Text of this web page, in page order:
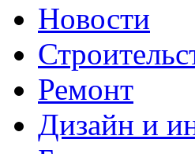
Новости
Ремонт
Дизайн и